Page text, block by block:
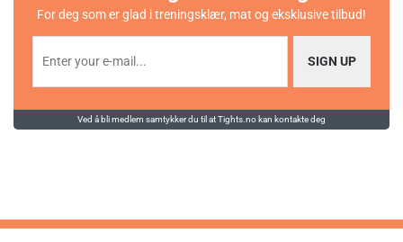
For deg som er glad i treningsklær, mat og eksklusive tilbud!
SIGN UP
Ved å bli medlem samtykker du til at Tights.no kan kontakte deg